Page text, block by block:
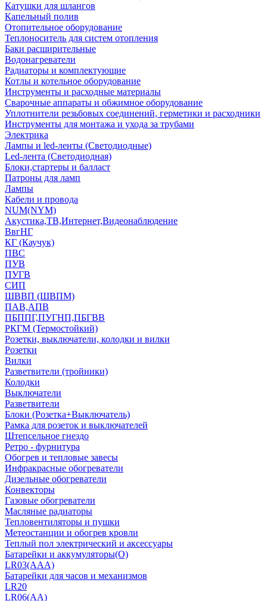
Катушки для шлангов
Капельный полив
Отопительное оборудование
Теплоноситель для систем отопления
Баки расширительные
Водонагреватели
Радиаторы и комплектующие
Котлы и котельное оборудование
Инструменты и расходные материалы
Сварочные аппараты и обжимное оборудование
Уплотнители резьбовых соединений, герметики и расходники
Инструменты для монтажа и ухода за трубами
Электрика
Лампы и led-ленты (Светодиодные)
Led-лента (Светодиодная)
Блоки,стартеры и балласт
Патроны для ламп
Лампы
Кабели и провода
NUM(NYM)
Акустика,ТВ,Интернет,Видеонаблюдение
ВвгНГ
КГ (Каучук)
ПВС
ПУВ
ПУГВ
СИП
ШВВП (ШВПМ)
ПАВ,АПВ
ПБППГ,ПУГНП,ПБГВВ
РКГМ (Термостойкий)
Розетки, выключатели, колодки и вилки
Розетки
Вилки
Разветвители (тройники)
Колодки
Выключатели
Разветвители
Блоки (Розетка+Выключатель)
Рамка для розеток и выключателей
Штепсельное гнездо
Ретро - фурнитура
Обогрев и тепловые завесы
Инфракрасные обогреватели
Дизельные обогреватели
Конвекторы
Газовые обогреватели
Масляные радиаторы
Тепловентиляторы и пушки
Метеостанции и обогрев кровли
Теплый пол электрический и аксессуары
Батарейки и аккумуляторы(О)
LR03(AAA)
Батарейки для часов и механизмов
LR20
LR06(AA)